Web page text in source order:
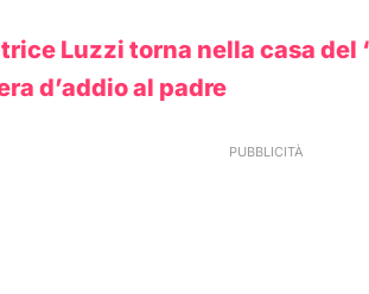
Luzzi torna nella casa del
d’addio al padre